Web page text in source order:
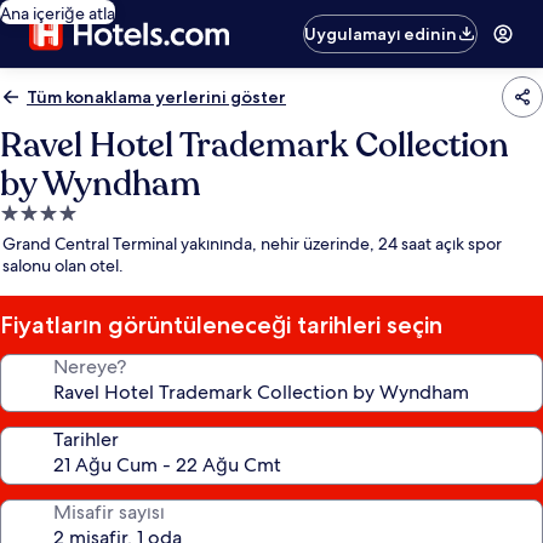
Ana içeriğe atla
Uygulamayı edinin
Tüm konaklama yerlerini göster
Ravel Hotel Trademark Collection
by Wyndham
4.0
yıldızlı
konaklama
yeri
Grand Central Terminal yakınında, nehir üzerinde, 24 saat açık spor
salonu olan otel.
Fiyatların görüntüleneceği tarihleri seçin
Nereye?
Tarihler
Misafir sayısı